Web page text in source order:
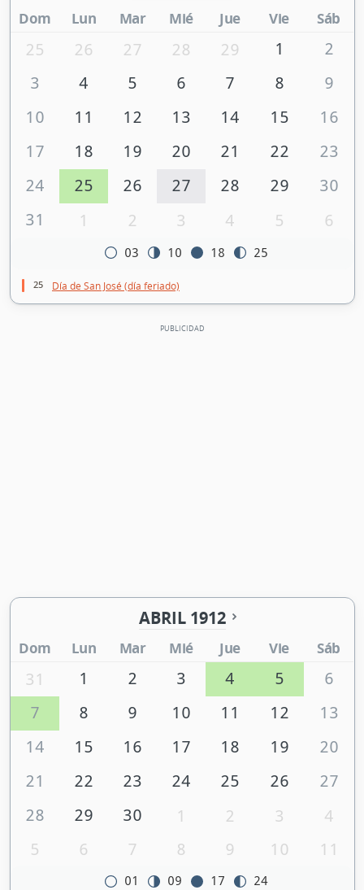
Dom Lun Mar Mié Jue Vie Sáb
25 26 27 28 29 1
2
3
4 5 6 7 8
9
10
11 12 13 14 15
16
17
18 19 20 21 22
23
24
25 26 27 28 29
30
31
1 2 3 4 5 6
03 10 18 25
25 Día de San José (día feriado)
ABRIL 1912
Dom Lun Mar Mié Jue Vie Sáb
31 1 2 3 4 5
6
7
8 9 10 11 12
13
14
15 16 17 18 19
20
21
22 23 24 25 26
27
28
29 30 1 2 3
4
5
6 7 8 9 10 11
01 09 17 24